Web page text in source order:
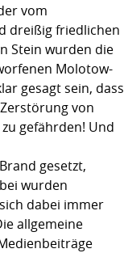
vom
dreißig friedlichen
Stein wurden die
Molotow-
gesagt sein, dass
von
gefährden! Und
gesetzt,
wurden
dabei immer
allgemeine